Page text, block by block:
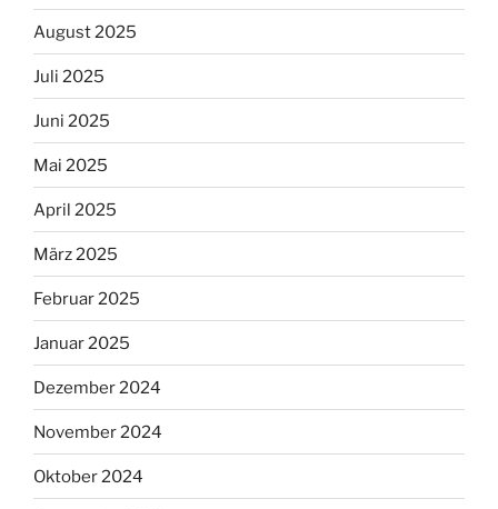
August 2025
Juli 2025
Juni 2025
Mai 2025
April 2025
März 2025
Februar 2025
Januar 2025
Dezember 2024
November 2024
Oktober 2024